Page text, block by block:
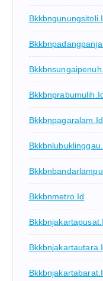
Bkkbnpagaralam.id
Bkkbnmetro.id